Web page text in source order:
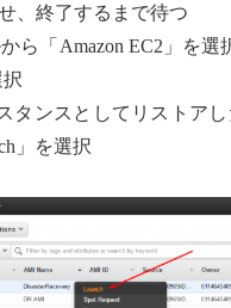
、終了するまで待つ
ら「Amazon EC2」を選
タンスとしてリストア
」を選択